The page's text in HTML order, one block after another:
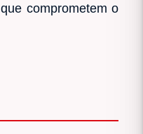
comprometem o